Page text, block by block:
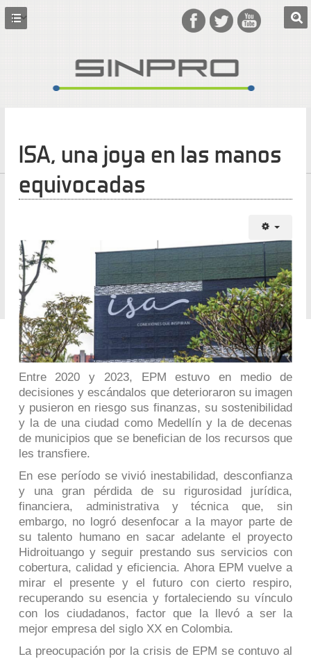
ISA, una joya en las manos
equivocadas
Entre 2020 y 2023, EPM estuvo en medio de
decisiones y escándalos que deterioraron su imagen
y pusieron en riesgo sus finanzas, su sostenibilidad
y la de una ciudad como Medellín y la de decenas
de municipios que se benefician de los recursos que
les transfiere.
En ese período se vivió inestabilidad, desconfianza
y una gran pérdida de su rigurosidad jurídica,
financiera, administrativa y técnica que, sin
embargo, no logró desenfocar a la mayor parte de
su talento humano en sacar adelante el proyecto
Hidroituango y seguir prestando sus servicios con
cobertura, calidad y eficiencia. Ahora EPM vuelve a
mirar el presente y el futuro con cierto respiro,
recuperando su esencia y fortaleciendo su vínculo
con los ciudadanos, factor que la llevó a ser la
mejor empresa del siglo XX en Colombia.
La preocupación por la crisis de EPM se contuvo al